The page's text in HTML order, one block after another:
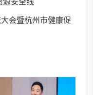
会暨杭州市健康促